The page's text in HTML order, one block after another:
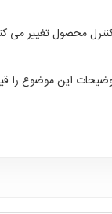
محصول تغییر می
این موضوع را قید